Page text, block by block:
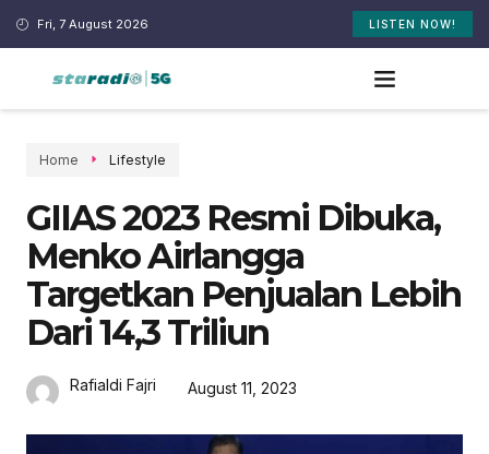
Fri, 7 August 2026 LISTEN NOW!
Home Lifestyle
GIIAS 2023 Resmi Dibuka,
Menko Airlangga
Targetkan Penjualan Lebih
Dari 14,3 Triliun
Rafialdi Fajri August 11, 2023